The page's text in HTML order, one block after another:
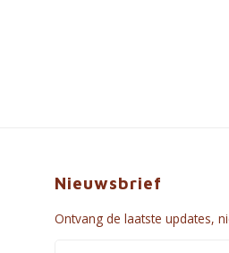
Nieuwsbrief
Ontvang de laatste updates,